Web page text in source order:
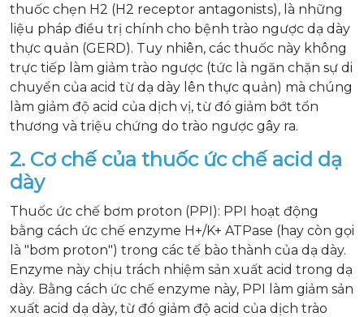
thuốc chẹn H2 (H2 receptor antagonists), là những
liệu pháp điều trị chính cho bệnh trào ngược dạ dày
thực quản (GERD). Tuy nhiên, các thuốc này không
trực tiếp làm giảm trào ngược (tức là ngăn chặn sự di
chuyển của acid từ dạ dày lên thực quản) mà chúng
làm giảm độ acid của dịch vị, từ đó giảm bớt tổn
thương và triệu chứng do trào ngược gây ra.
2. Cơ chế của thuốc ức chế acid dạ
dày
Thuốc ức chế bơm proton (PPI): PPI hoạt động
bằng cách ức chế enzyme H+/K+ ATPase (hay còn gọi
là "bơm proton") trong các tế bào thành của dạ dày.
Enzyme này chịu trách nhiệm sản xuất acid trong dạ
dày. Bằng cách ức chế enzyme này, PPI làm giảm sản
xuất acid dạ dày, từ đó giảm độ acid của dịch trào